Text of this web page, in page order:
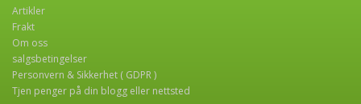
Artikler
Frakt
Om oss
salgsbetingelser
Personvern & Sikkerhet ( GDPR )
Tjen penger på din blogg eller nettsted